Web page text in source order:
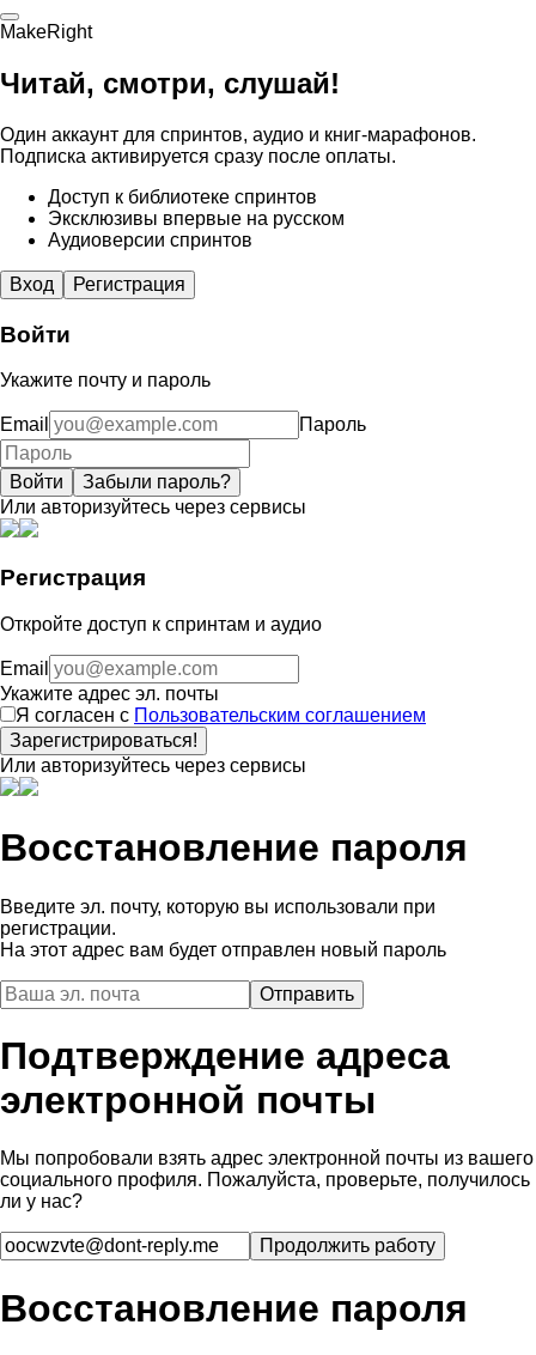
MakeRight
Читай, смотри, слушай!
Один аккаунт для спринтов, аудио и книг-марафонов.
Подписка активируется сразу после оплаты.
Доступ к библиотеке спринтов
Эксклюзивы впервые на русском
Аудиоверсии спринтов
Вход Регистрация
Войти
Укажите почту и пароль
Email Пароль
Войти
Забыли пароль?
Или авторизуйтесь через сервисы
Регистрация
Откройте доступ к спринтам и аудио
Email
Укажите адрес эл. почты
Я согласен с Пользовательским соглашением
Зарегистрироваться!
Или авторизуйтесь через сервисы
Восстановление пароля
Введите эл. почту, которую вы использовали при
регистрации.
На этот адрес вам будет отправлен новый пароль
Подтверждение адреса
электронной почты
Мы попробовали взять адрес электронной почты из вашего
социального профиля. Пожалуйста, проверьте, получилось
ли у нас?
Восстановление пароля